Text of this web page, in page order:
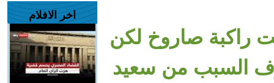
راكبة صاروخ لكن
السبب من سعيد
اخر الافلام